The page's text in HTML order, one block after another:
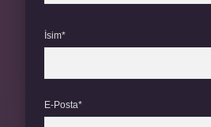
İsim*
E-Posta*